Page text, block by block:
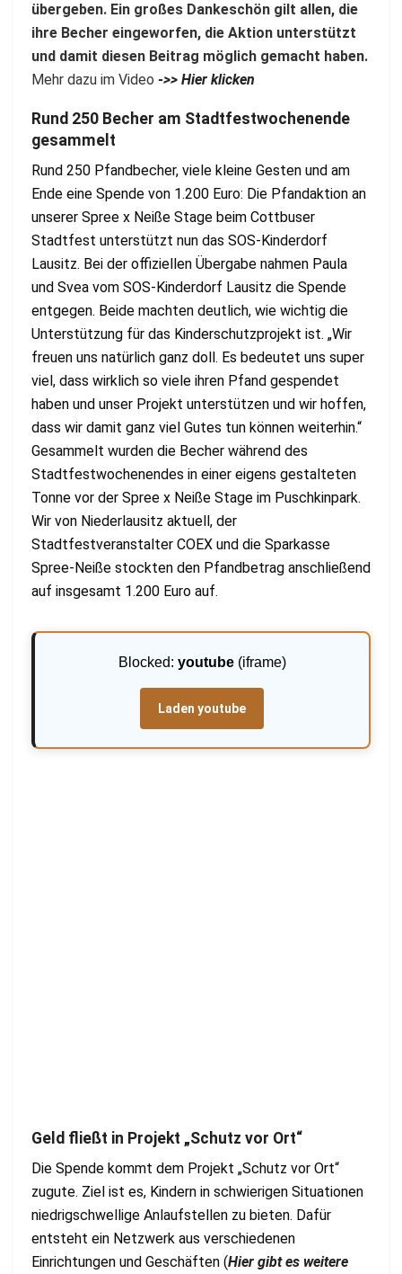
übergeben. Ein großes Dankeschön gilt allen, die
ihre Becher eingeworfen, die Aktion unterstützt
und damit diesen Beitrag möglich gemacht haben.
Mehr dazu im Video ->> Hier klicken
Rund 250 Becher am Stadtfestwochenende
gesammelt
Rund 250 Pfandbecher, viele kleine Gesten und am
Ende eine Spende von 1.200 Euro: Die Pfandaktion an
unserer Spree x Neiße Stage beim Cottbuser
Stadtfest unterstützt nun das SOS-Kinderdorf
Lausitz. Bei der offiziellen Übergabe nahmen Paula
und Svea vom SOS-Kinderdorf Lausitz die Spende
entgegen. Beide machten deutlich, wie wichtig die
Unterstützung für das Kinderschutzprojekt ist. „Wir
freuen uns natürlich ganz doll. Es bedeutet uns super
viel, dass wirklich so viele ihren Pfand gespendet
haben und unser Projekt unterstützen und wir hoffen,
dass wir damit ganz viel Gutes tun können weiterhin.“
Gesammelt wurden die Becher während des
Stadtfestwochenendes in einer eigens gestalteten
Tonne vor der Spree x Neiße Stage im Puschkinpark.
Wir von Niederlausitz aktuell, der
Stadtfestveranstalter COEX und die Sparkasse
Spree-Neiße stockten den Pfandbetrag anschließend
auf insgesamt 1.200 Euro auf.
Blocked: youtube(iframe)
Laden youtube
Geld fließt in Projekt „Schutz vor Ort“
Die Spende kommt dem Projekt „Schutz vor Ort“
zugute. Ziel ist es, Kindern in schwierigen Situationen
niedrigschwellige Anlaufstellen zu bieten. Dafür
entsteht ein Netzwerk aus verschiedenen
Einrichtungen und Geschäften (Hier gibt es weitere